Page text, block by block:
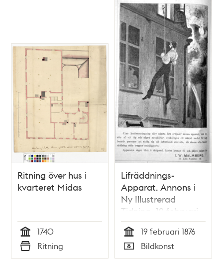
Kongl. Post-
Contoiret
Ritning över hus i
kvarteret Midas
Tid
1740
Typ
Ritning
Lifräddnings-
Apparat. Annons i
Ny Illustrerad
Tidning, 19 februari
1876
Tid
19 februari 1876
Typ
Bildkonst